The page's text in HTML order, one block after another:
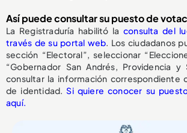
Así puede consultar su puesto de
La Registraduría habilitó laconsulta del
través de su portal web. Los ciudadanos
sección “Electoral”, seleccionar
“Gobernador San Andrés, Providencia y
consultar la información correspondiente
de identidad.Si quiere conocer su
aquí.